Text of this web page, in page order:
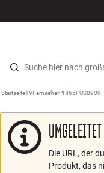
Zum Inhalt wechseln
Lautsprecher
Kopfhörer
Surround
Startseite ›
TV ›
Fernseher ›
PHI65PUS8909
UMGELEITET
Die URL, der
Produkt, das